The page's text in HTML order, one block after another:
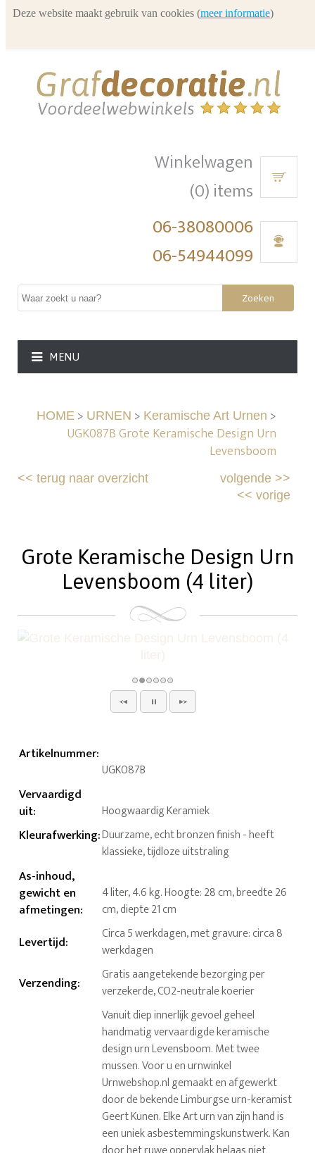
Winkelwagen
(0) items
06-38080006
06-54944099
Zoeken
MENU
HOME> URNEN > Keramische Art Urnen >
UGK087B Grote Keramische Design Urn
Levensboom
<<terug naar overzicht volgende>>
<< vorige
Grote Keramische Design Urn
Levensboom (4 liter)
Artikelnummer:
UGK087B
Vervaardigd
uit: Hoogwaardig Keramiek
Kleurafwerking:Duurzame, echt bronzen finish - heeft
klassieke, tijdloze uitstraling
As-inhoud,
gewicht en
afmetingen:
4 liter, 4.6 kg. Hoogte: 28 cm, breedte 26
cm, diepte 21 cm
Levertijd:
Circa 5 werkdagen, met gravure: circa 8
werkdagen
Verzending:
Gratis aangetekende bezorging per
verzekerde, CO2-neutrale koerier
Vanuit diep innerlijk gevoel geheel
handmatig vervaardigde keramische
design urn Levensboom. Met twee
mussen. Voor u en urnwinkel
Urnwebshop.nl gemaakt en afgewerkt
door de bekende Limburgse urn-keramist
Geert Kunen. Elke Art urn van zijn hand is
een uniek asbestemmingskunstwerk. Kan
Deze website maakt gebruik van cookies (meer informatie)